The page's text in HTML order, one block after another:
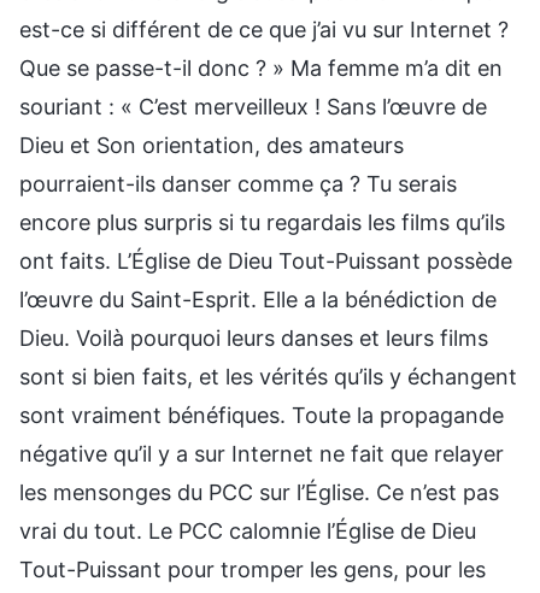
est-ce si différent de ce que j’ai vu sur Internet ?
Que se passe-t-il donc ? » Ma femme m’a dit en
souriant : « C’est merveilleux ! Sans l’œuvre de
Dieu et Son orientation, des amateurs
pourraient-ils danser comme ça ? Tu serais
encore plus surpris si tu regardais les films qu’ils
ont faits. L’Église de Dieu Tout-Puissant possède
l’œuvre du Saint-Esprit. Elle a la bénédiction de
Dieu. Voilà pourquoi leurs danses et leurs films
sont si bien faits, et les vérités qu’ils y échangent
sont vraiment bénéfiques. Toute la propagande
négative qu’il y a sur Internet ne fait que relayer
les mensonges du PCC sur l’Église. Ce n’est pas
vrai du tout. Le PCC calomnie l’Église de Dieu
Tout-Puissant pour tromper les gens, pour les